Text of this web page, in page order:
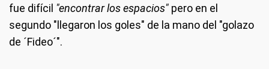
fue difícil "encontrar los espacios" pero en el
segundo "llegaron los goles" de la mano del "golazo
de ´Fideo´".